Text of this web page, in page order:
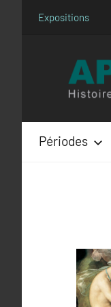
Expositions
Périodes